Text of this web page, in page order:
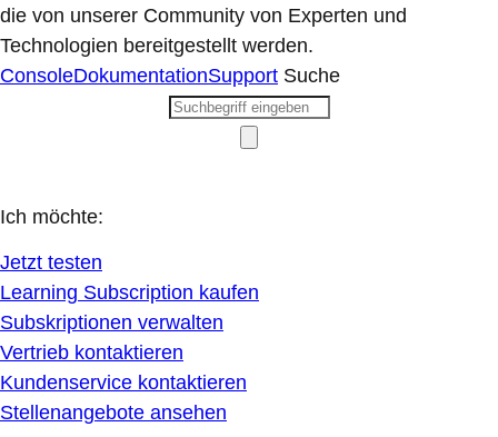
die von unserer Community von Experten und
Technologien bereitgestellt werden.
ConsoleDokumentationSupport Suche
Ich möchte:
Jetzt testen
Learning Subscription kaufen
Subskriptionen verwalten
Vertrieb kontaktieren
Kundenservice kontaktieren
Stellenangebote ansehen